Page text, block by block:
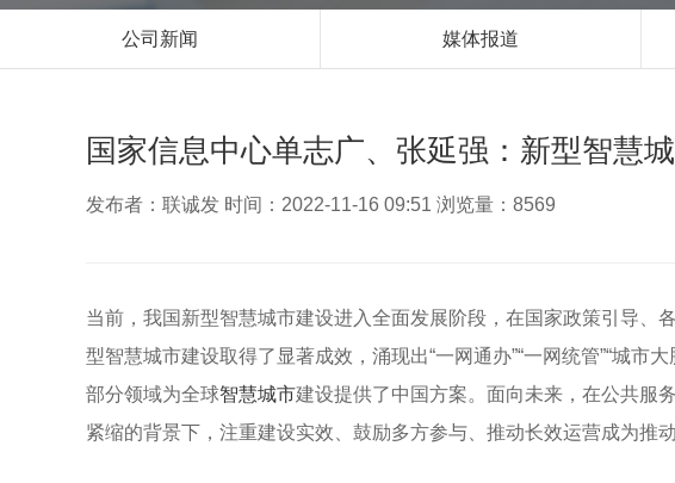
公司新闻 媒体报道
国家信息中心单志广、张延强：新型智慧
发布者：联诚发 时间：2022-11-16 09:51 浏览量：8569
当前，我国新型智慧城市建设进入全面发展阶段，在国家政策引导、
型智慧城市建设取得了显著成效，涌现出“一网通办”“一网统管”“城市
部分领域为全球智慧城市建设提供了中国方案。面向未来，在公共服
紧缩的背景下，注重建设实效、鼓励多方参与、推动长效运营成为推